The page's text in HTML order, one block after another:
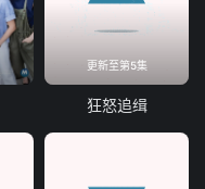
更新至第5集
狂怒追缉